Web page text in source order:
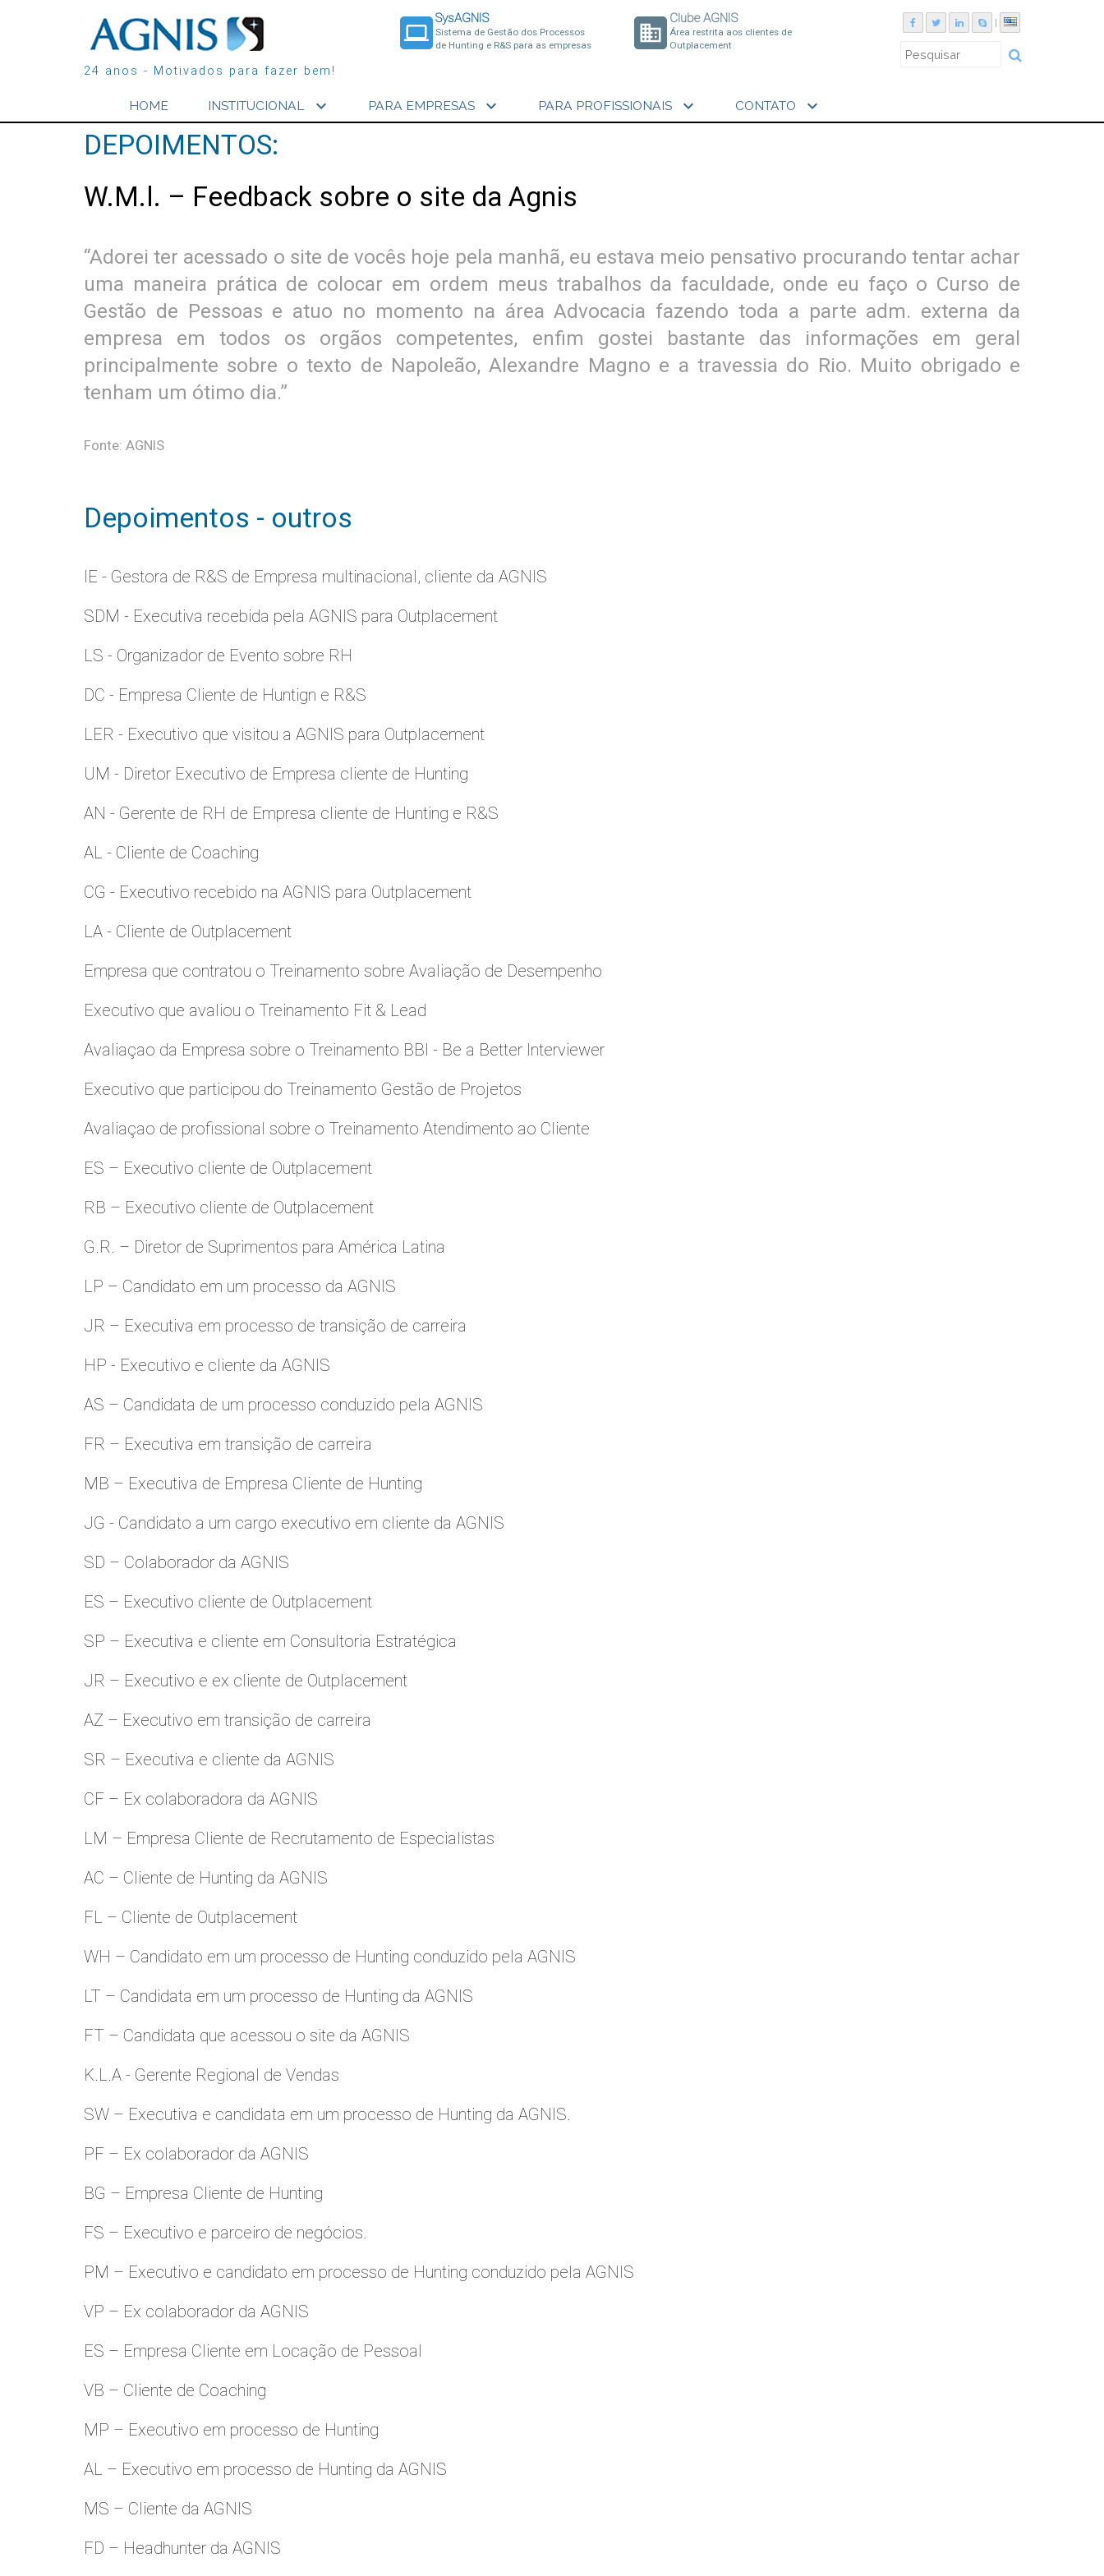
24 anos - Motivados para fazer bem!
laptop
SysAGNIS
Sistema de Gestão dos Processos
de Hunting e R&S para as empresas
business
Clube AGNIS
Área restrita aos clientes de
Outplacement
HOME INSTITUCIONAL expand_more PARA EMPRESAS expand_more PARA PROFISSIONAIS expand_more CONTATO expand_more
DEPOIMENTOS:
W.M.l. – Feedback sobre o site da Agnis
“Adorei ter acessado o site de vocês hoje pela manhã, eu estava meio pensativo procurando tentar achar
uma maneira prática de colocar em ordem meus trabalhos da faculdade, onde eu faço o Curso de
Gestão de Pessoas e atuo no momento na área Advocacia fazendo toda a parte adm. externa da
empresa em todos os orgãos competentes, enfim gostei bastante das informações em geral
principalmente sobre o texto de Napoleão, Alexandre Magno e a travessia do Rio. Muito obrigado e
tenham um ótimo dia.”
Fonte: AGNIS
Depoimentos - outros
IE - Gestora de R&S de Empresa multinacional, cliente da AGNIS
SDM - Executiva recebida pela AGNIS para Outplacement
LS - Organizador de Evento sobre RH
DC - Empresa Cliente de Huntign e R&S
LER - Executivo que visitou a AGNIS para Outplacement
UM - Diretor Executivo de Empresa cliente de Hunting
AN - Gerente de RH de Empresa cliente de Hunting e R&S
AL - Cliente de Coaching
CG - Executivo recebido na AGNIS para Outplacement
LA - Cliente de Outplacement
Empresa que contratou o Treinamento sobre Avaliação de Desempenho
Executivo que avaliou o Treinamento Fit & Lead
Avaliaçao da Empresa sobre o Treinamento BBI - Be a Better Interviewer
Executivo que participou do Treinamento Gestão de Projetos
Avaliaçao de profissional sobre o Treinamento Atendimento ao Cliente
ES – Executivo cliente de Outplacement
RB – Executivo cliente de Outplacement
G.R. – Diretor de Suprimentos para América Latina
LP – Candidato em um processo da AGNIS
JR – Executiva em processo de transição de carreira
HP - Executivo e cliente da AGNIS
AS – Candidata de um processo conduzido pela AGNIS
FR – Executiva em transição de carreira
MB – Executiva de Empresa Cliente de Hunting
JG - Candidato a um cargo executivo em cliente da AGNIS
SD – Colaborador da AGNIS
ES – Executivo cliente de Outplacement
SP – Executiva e cliente em Consultoria Estratégica
JR – Executivo e ex cliente de Outplacement
AZ – Executivo em transição de carreira
SR – Executiva e cliente da AGNIS
CF – Ex colaboradora da AGNIS
LM – Empresa Cliente de Recrutamento de Especialistas
AC – Cliente de Hunting da AGNIS
FL – Cliente de Outplacement
WH – Candidato em um processo de Hunting conduzido pela AGNIS
LT – Candidata em um processo de Hunting da AGNIS
FT – Candidata que acessou o site da AGNIS
K.L.A - Gerente Regional de Vendas
SW – Executiva e candidata em um processo de Hunting da AGNIS.
PF – Ex colaborador da AGNIS
BG – Empresa Cliente de Hunting
FS – Executivo e parceiro de negócios.
PM – Executivo e candidato em processo de Hunting conduzido pela AGNIS
VP – Ex colaborador da AGNIS
ES – Empresa Cliente em Locação de Pessoal
VB – Cliente de Coaching
MP – Executivo em processo de Hunting
AL – Executivo em processo de Hunting da AGNIS
MS – Cliente da AGNIS
FD – Headhunter da AGNIS